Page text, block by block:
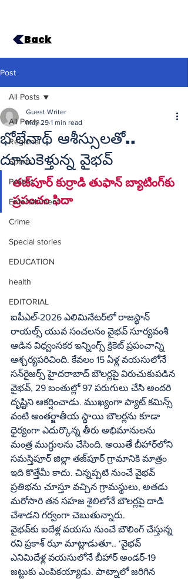
Back
Post
All Posts
Regional
Sports
Politics
Entertainment
Crime
Special stories
EDUCATION
health
EDITORIAL
All Posts
భోలేనాథ్ ఆశీస్సులతో..
దూసుకెళ్తున్న వైభవ్
Guest Writer
May 29 1 min read
తజ్‌పూర్ కుర్రాడి తుఫాన్ బ్యాటింగ్‌కు
ప్రపంచం ఫిదా
ఐపీఎల్-2026 ఎలిమినేటర్‌లో రాజస్థాన్
రాయల్స్ యువ సంచలనం వైభవ్ సూర్యవంశీ
ఆడిన విధ్వంసకర ఇన్నింగ్స్ క్రికెట్ ప్రపంచాన్ని
ఆశ్చర్యపరిచింది. కేవలం 15 ఏళ్ల వయసులోనే
సన్‌రైజర్స్ హైదరాబాద్ బౌలర్లపై విరుచుకుపడిన
వైభవ్, 29 బంతుల్లో 97 పరుగులు చేసి అందరి
దృష్టిని ఆకర్షించాడు. ముఖ్యంగా ప్యాట్ కమిన్స్
వంటి అంతర్జాతీయ స్థాయి బౌలర్లను కూడా
ధైర్యంగా ఎదుర్కొన్న తీరు అభిమానులను
మంత్ర ముగ్ధులను చేసింది. అయితే బీహార్‌లోని
సమస్తిపూర్ జిల్లా తజ్‌పూర్ గ్రామానికి మాత్రం
ఇది కొత్తేమీ కాదు. చిన్నప్పటి నుంచే వైభవ్
ప్రతిభను చూస్తూ వచ్చిన గ్రామస్థులు, అతడు
మరోసారి తన సహజ శైలిలోనే బౌలర్లపై దాడి
చేశాడని గర్వంగా చెబుతున్నారు.
వైభవ్‌కు ఐదేళ్ల వయసు నుంచే బౌలింగ్ చేస్తున్న
రవి ప్రకాశ్ ఝా మాట్లాడుతూ.. ‘వైభవ్
ఎనిమిదేళ్ల వయసులోనే బీహార్ అండర్-19
జట్టుకు ఎంపికయ్యాడు. పాట్నాలో జరిగిన